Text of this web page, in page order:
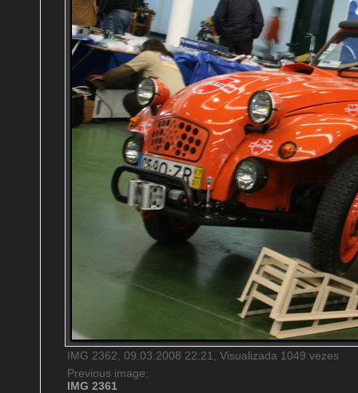
IMG 2362, 09.03.2008 22:21, Visualizada 1049 vezes
Previous image:
IMG 2361